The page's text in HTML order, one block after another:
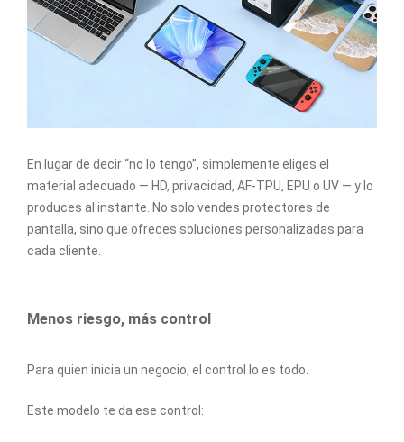
En lugar de decir “no lo tengo”, simplemente eliges el
material adecuado — HD, privacidad, AF-TPU, EPU o UV — y lo
produces al instante. No solo vendes protectores de
pantalla, sino que ofreces soluciones personalizadas para
cada cliente.
Menos riesgo, más control
Para quien inicia un negocio, el control lo es todo.
Este modelo te da ese control: